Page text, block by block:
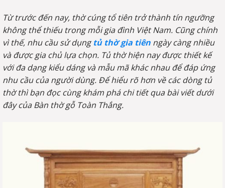
Từ trước đến nay, thờ cúng tổ tiên trở thành tín ngưỡng
không thể thiếu trong mỗi gia đình Việt Nam. Cũng chính
vì thế, nhu cầu sử dụngtủ thờ gia tiên ngày càng nhiều
và được gia chủ lựa chọn. Tủ thờ hiện nay được thiết kế
với đa dạng kiểu dáng và mẫu mã khác nhau để đáp ứng
nhu cầu của người dùng. Để hiểu rõ hơn về các dòng tủ
thờ thì bạn đọc cùng khám phá chi tiết qua bài viết dưới
đây của Bàn thờ gỗ Toàn Thắng.